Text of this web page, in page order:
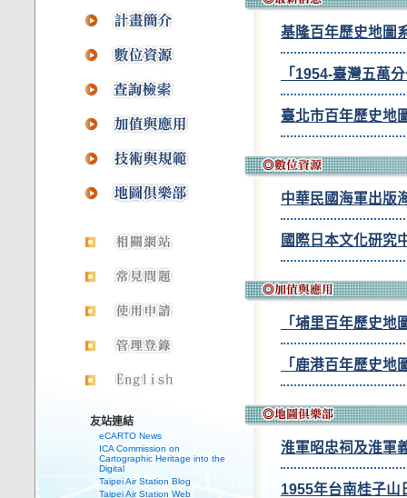
友站連結
eCARTO News
ICA Commission on
Cartographic Heritage into the
Digital
Taipei Air Station Blog
Taipei Air Station Web
基隆百年歷史地圖
「1954-臺灣五萬
臺北市百年歷史地
中華民國海軍出版
國際日本文化研究
「埔里百年歷史地
「鹿港百年歷史地
淮軍昭忠祠及淮軍
1955年台南桂子山